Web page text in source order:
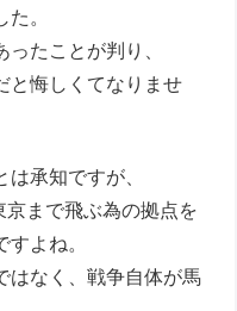
。
たことが判り、
と悔しくてなりませ
承知ですが、
まで飛ぶ為の拠点を
よね。
はなく、戦争自体が馬